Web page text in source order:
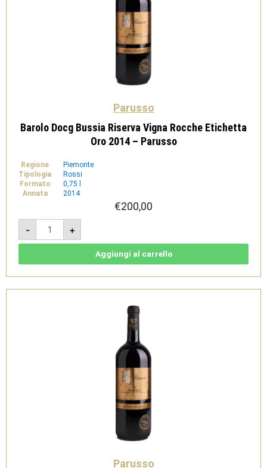
Parusso
Barolo Docg Bussia Riserva Vigna Rocche Etichetta
Oro 2014 – Parusso
Regione
Piemonte
Tipologia
Rossi
Formato
0,75 l
Annata
2014
€200,00
-
Barolo
Docg
Bussia
Riserva
Oro
-
+
Aggiungi al carrello
Parusso